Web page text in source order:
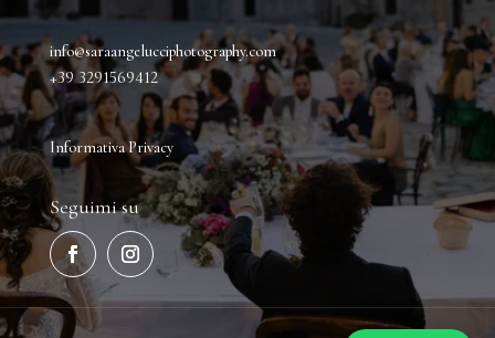
info@saraangelucciphotography.com
+39 3291569412
Informativa Privacy
Seguimi su